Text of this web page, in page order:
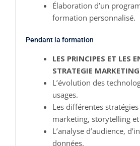
Élaboration d’un
formation personnalisé.
Pendant la formation
LES PRINCIPES ET LES
STRATEGIE
L’évolution des
usages.
Les différentes
marketing, storytelling
L’analyse d’audience,
données.